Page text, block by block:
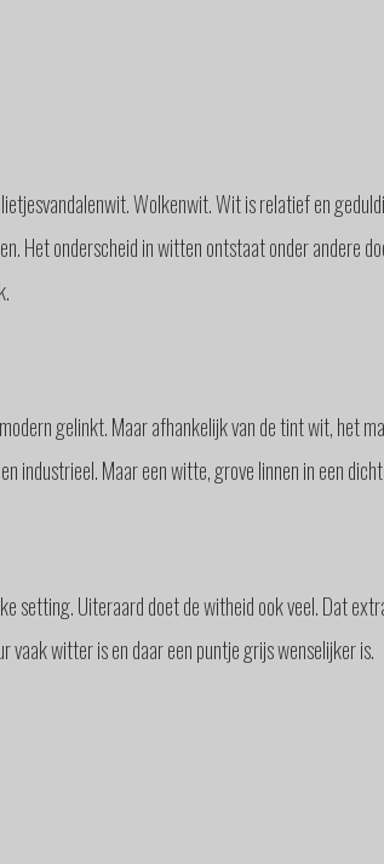
Wolkenwit. Wit is relatief en
Het onderscheid in witten ontstaat onder andere
gelinkt. Maar afhankelijk van de tint wit, het
industrieel. Maar een witte, grove linnen in een
setting. Uiteraard doet de witheid ook veel. Dat
witter is en daar een puntje grijs wenselijker is.